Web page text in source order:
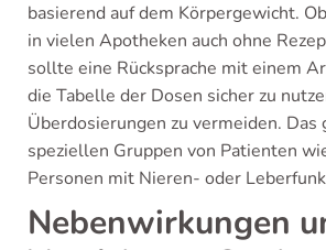
basierend auf dem Körpergewicht.
in vielen Apotheken auch ohne
sollte eine Rücksprache mit einem
die Tabelle der Dosen sicher zu
Überdosierungen zu vermeiden.
speziellen Gruppen von Patienten
Personen mit Nieren- oder
Nebenwirkungen